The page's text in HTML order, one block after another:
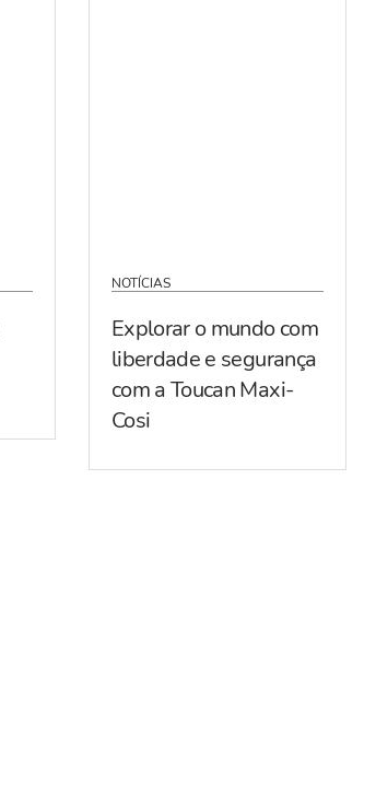
NOTÍCIAS
Explorar o mundo com
liberdade e segurança
com a Toucan Maxi-
Cosi